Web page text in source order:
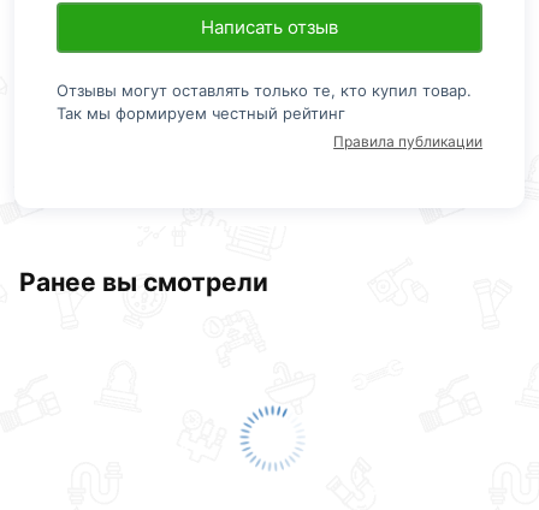
Написать отзыв
Отзывы могут оставлять только те, кто купил товар.
Так мы формируем честный рейтинг
Правила публикации
Ранее вы смотрели